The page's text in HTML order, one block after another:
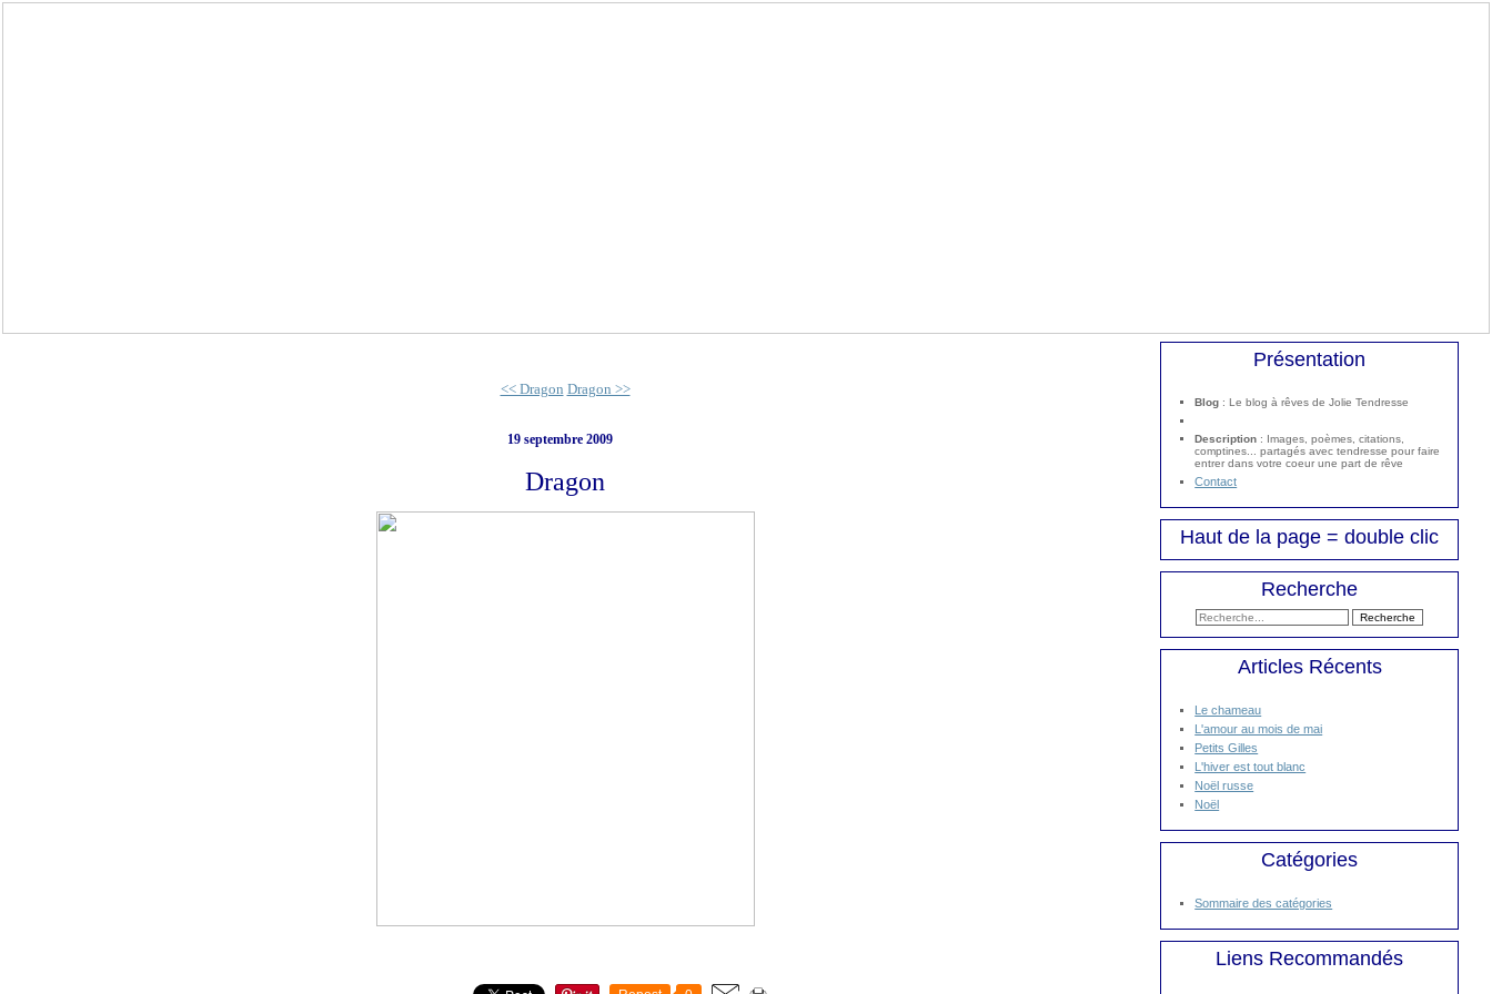
<< Dragon Dragon >>
19 septembre 2009
Dragon
Présentation
Blog : Le blog à rêves de Jolie Tendresse
Description : Images, poèmes, citations,
comptines... partagés avec tendresse pour faire
entrer dans votre coeur une part de rêve
Contact
Haut de la page = double clic
Recherche
Articles Récents
Le chameau
L'amour au mois de mai
Petits Gilles
L'hiver est tout blanc
Noël russe
Noël
Catégories
Sommaire des catégories
Liens Recommandés